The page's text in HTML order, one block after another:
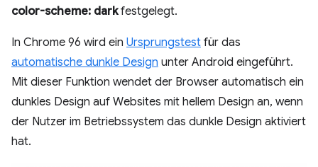
color-scheme: darkfestgelegt.
In Chrome 96 wird ein Ursprungstest für das
automatische dunkle Design unter Android eingeführt.
Mit dieser Funktion wendet der Browser automatisch ein
dunkles Design auf Websites mit hellem Design an, wenn
der Nutzer im Betriebssystem das dunkle Design aktiviert
hat.